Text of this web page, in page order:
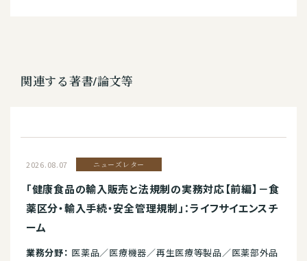
関連する著書/論文等
2026.08.07 ニューズレター
「健康食品の輸入販売と法規制の実務対応【前編】－食
薬区分・輸入手続・安全管理規制」：ライフサイエンスチ
ーム
業務分野： 医薬品／医療機器／再生医療等製品／医薬部外品